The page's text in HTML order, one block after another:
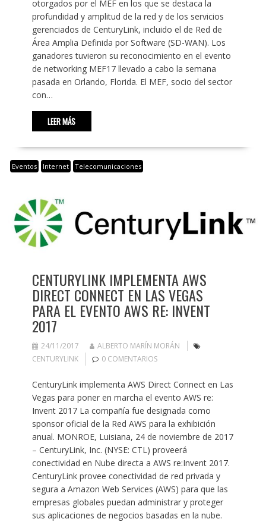
otorgados por el MEF en los que se destaca la
profundidad y amplitud de la red y de los servicios
gerenciados de CenturyLink, incluido el de Red de
Área Amplia Definida por Software (SD-WAN). Los
ganadores tuvieron su reconocimiento en el evento
de networking MEF17 llevado a cabo la semana
pasada en Orlando, Florida. El MEF, socio del sector
con…
LEER MÁS
Eventos Internet Telecomunicaciones
CENTURYLINK IMPLEMENTA AWS
DIRECT CONNECT EN LAS VEGAS
PARA EL EVENTO AWS RE: INVENT
2017
24/11/2017
ALBERTO MARÍN MORÁN
CENTURYLINK
0 COMENTARIOS
CenturyLink implementa AWS Direct Connect en Las
Vegas para poner en marcha el evento AWS re:
Invent 2017 La compañía fue designada como
sponsor oficial de la Red AWS para la exhibición
anual. MONROE, Luisiana, 24 de noviembre de 2017
– CenturyLink, Inc. (NYSE: CTL) proveerá
conectividad en Nube directa a AWS re:Invent 2017.
CenturyLink provee conectividad de red privada y
segura a Amazon Web Services (AWS) para que las
empresas globales puedan administrar y proteger
sus aplicaciones de negocios basadas en la nube.